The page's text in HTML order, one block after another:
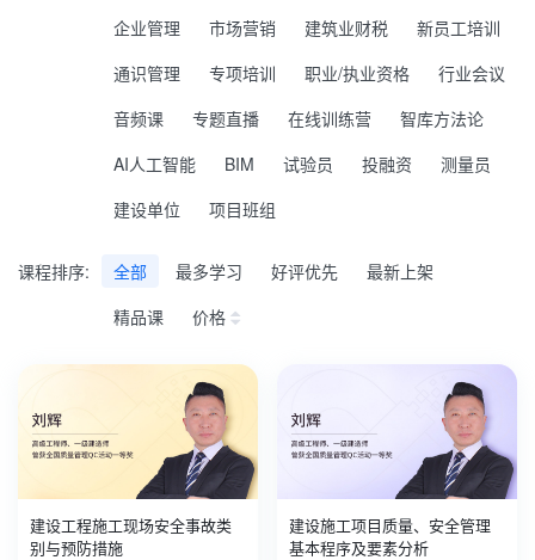
企业管理
市场营销 建筑业财税
新员工培训
通识管理
专项培训 职业/执业资格
行业会议
音频课
专题直播 在线训练营
智库方法论
AI人工智能
BIM 试验员 投融资
测量员
建设单位
项目班组
课程排序: 全部 最多学习 好评优先
最新上架
精品课
价格
建设工程施工现场安全事故类
别与预防措施
建设施工项目质量、安全管理
基本程序及要素分析